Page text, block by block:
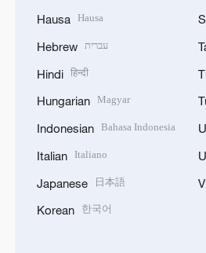
Hausa Hausa
Hebrew עברית
Hindi हिन्दी
Hungarian Magyar
Indonesian Bahasa Indonesia
Italian Italiano
Japanese 日本語
Korean 한국어